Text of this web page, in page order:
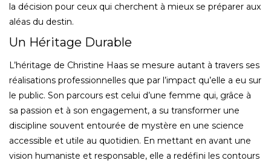
la décision pour ceux qui cherchent à mieux se préparer aux
aléas du destin.
Un Héritage Durable
L’héritage de Christine Haas se mesure autant à travers ses
réalisations professionnelles que par l’impact qu’elle a eu sur
le public. Son parcours est celui d’une femme qui, grâce à
sa passion et à son engagement, a su transformer une
discipline souvent entourée de mystère en une science
accessible et utile au quotidien. En mettant en avant une
vision humaniste et responsable, elle a redéfini les contours